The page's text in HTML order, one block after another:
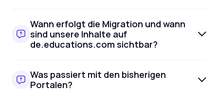
Wann erfolgt die Migration und wann
sind unsere Inhalte auf
de.educations.com sichtbar?
Was passiert mit den bisherigen
Portalen?